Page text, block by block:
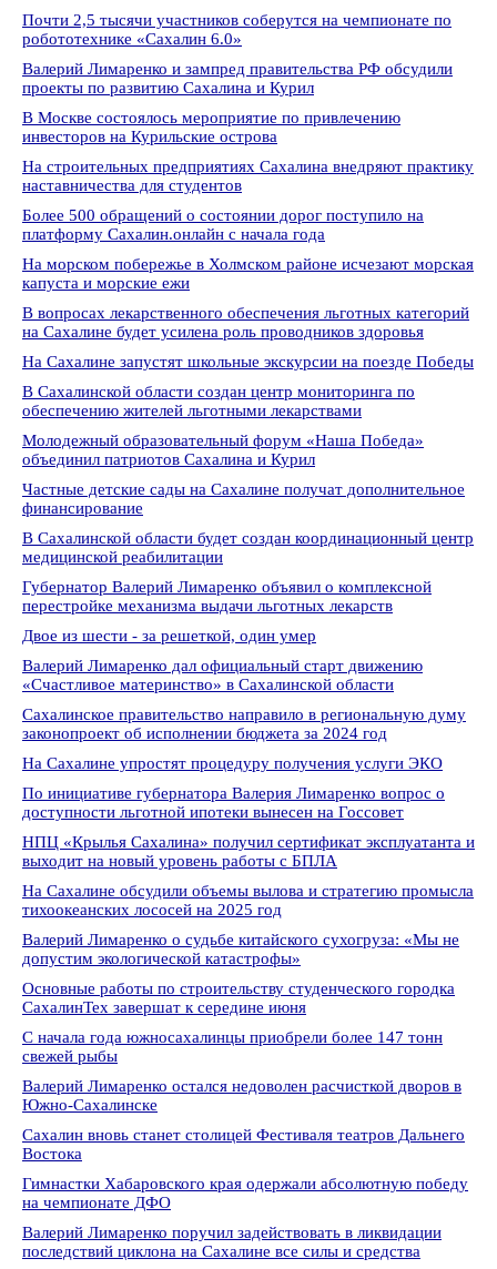
Почти 2,5 тысячи участников соберутся на чемпионате по
робототехнике «Сахалин 6.0»
Валерий Лимаренко и зампред правительства РФ обсудили
проекты по развитию Сахалина и Курил
В Москве состоялось мероприятие по привлечению
инвесторов на Курильские острова
На строительных предприятиях Сахалина внедряют практику
наставничества для студентов
Более 500 обращений о состоянии дорог поступило на
платформу Сахалин.онлайн с начала года
На морском побережье в Холмском районе исчезают морская
капуста и морские ежи
В вопросах лекарственного обеспечения льготных категорий
на Сахалине будет усилена роль проводников здоровья
На Сахалине запустят школьные экскурсии на поезде Победы
В Сахалинской области создан центр мониторинга по
обеспечению жителей льготными лекарствами
Молодежный образовательный форум «Наша Победа»
объединил патриотов Сахалина и Курил
Частные детские сады на Сахалине получат дополнительное
финансирование
В Сахалинской области будет создан координационный центр
медицинской реабилитации
Губернатор Валерий Лимаренко объявил о комплексной
перестройке механизма выдачи льготных лекарств
Двое из шести - за решеткой, один умер
Валерий Лимаренко дал официальный старт движению
«Счастливое материнство» в Сахалинской области
Сахалинское правительство направило в региональную думу
законопроект об исполнении бюджета за 2024 год
На Сахалине упростят процедуру получения услуги ЭКО
По инициативе губернатора Валерия Лимаренко вопрос о
доступности льготной ипотеки вынесен на Госсовет
НПЦ «Крылья Сахалина» получил сертификат эксплуатанта и
выходит на новый уровень работы с БПЛА
На Сахалине обсудили объемы вылова и стратегию промысла
тихоокеанских лососей на 2025 год
Валерий Лимаренко о судьбе китайского сухогруза: «Мы не
допустим экологической катастрофы»
Основные работы по строительству студенческого городка
СахалинТех завершат к середине июня
С начала года южносахалинцы приобрели более 147 тонн
свежей рыбы
Валерий Лимаренко остался недоволен расчисткой дворов в
Южно-Сахалинске
Сахалин вновь станет столицей Фестиваля театров Дальнего
Востока
Гимнастки Хабаровского края одержали абсолютную победу
на чемпионате ДФО
Валерий Лимаренко поручил задействовать в ликвидации
последствий циклона на Сахалине все силы и средства